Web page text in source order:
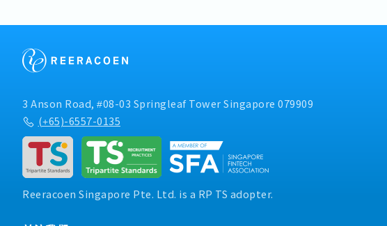
3 Anson Road, #08-03 Springleaf Tower Singapore 079909
(+65)-6557-0135
Reeracoen Singapore Pte. Ltd. is a RP TS adopter.